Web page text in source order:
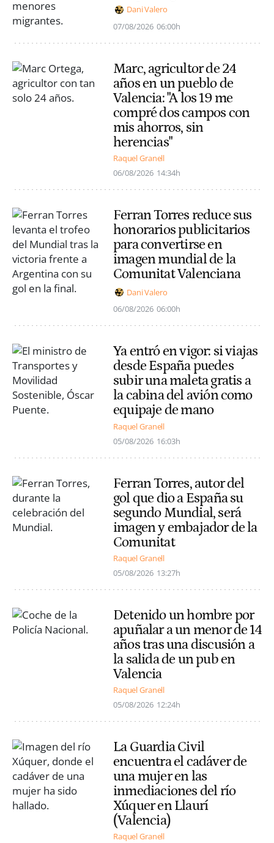
Dani Valero
07/08/2026 06:00h
Marc, agricultor de 24
años en un pueblo de
Valencia: "A los 19 me
compré dos campos con
mis ahorros, sin
herencias"
Raquel Granell
06/08/2026 14:34h
Ferran Torres reduce sus
honorarios publicitarios
para convertirse en
imagen mundial de la
Comunitat Valenciana
Dani Valero
06/08/2026 06:00h
Ya entró en vigor: si viajas
desde España puedes
subir una maleta gratis a
la cabina del avión como
equipaje de mano
Raquel Granell
05/08/2026 16:03h
Ferran Torres, autor del
gol que dio a España su
segundo Mundial, será
imagen y embajador de la
Comunitat
Raquel Granell
05/08/2026 13:27h
Detenido un hombre por
apuñalar a un menor de 14
años tras una discusión a
la salida de un pub en
Valencia
Raquel Granell
05/08/2026 12:24h
La Guardia Civil
encuentra el cadáver de
una mujer en las
inmediaciones del río
Xúquer en Llaurí
(Valencia)
Raquel Granell